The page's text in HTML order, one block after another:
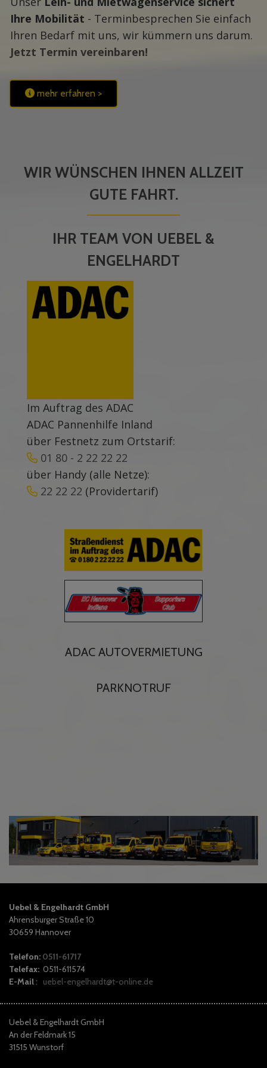
Ihre Mobilität - Terminbesprechen Sie einfach
Ihren Bedarf mit uns, wir kümmern uns darum.
Jetzt Termin vereinbaren!
mehr erfahren >
WIR WÜNSCHEN IHNEN ALLZEIT
GUTE FAHRT.
IHR TEAM VON UEBEL &
ENGELHARDT
Im Auftrag des ADAC
ADAC Pannenhilfe Inland
über Festnetz zum Ortstarif:
01 80 - 2 22 22 22
über Handy (alle Netze):
22 22 22 (Providertarif)
ADAC AUTOVERMIETUNG
PARKNOTRUF
Uebel & Engelhardt GmbH
Ahrensburger Straße 10
30659 Hannover
Telefon: 0511-61717
Telefax: 0511-611574
E-Mail: uebel-engelhardt@t-online.de
Uebel & Engelhardt GmbH
An der Feldmark 15
31515 Wunstorf